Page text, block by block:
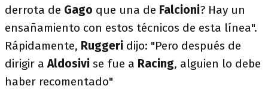
derrota de Gago que una de Falcioni? Hay un
ensañamiento con estos técnicos de esta línea".
Rápidamente, Ruggeri dijo: "Pero después de
dirigir aAldosivi se fue a Racing, alguien lo debe
haber recomentado"